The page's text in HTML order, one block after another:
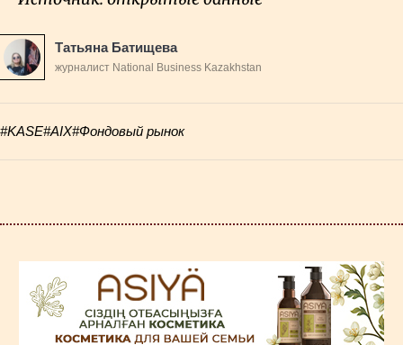
FTSE 100 (Лондон)
AIX Qazaq (Астана)
Татьяна Батищева
журналист National Business Kazakhstan
#KASE#AIX#Фондовый рынок